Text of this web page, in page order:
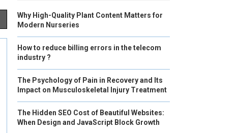
Why High-Quality Plant Content Matters for
Modern Nurseries
How to reduce billing errors in the telecom
industry ?
The Psychology of Pain in Recovery and Its
Impact on Musculoskeletal Injury Treatment
The Hidden SEO Cost of Beautiful Websites:
When Design and JavaScript Block Growth